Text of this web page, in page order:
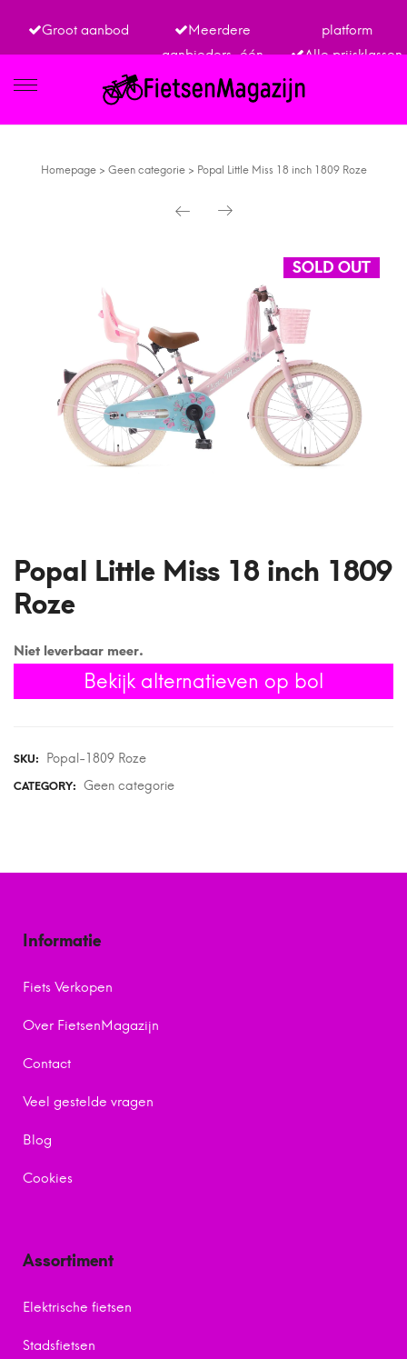
Groot aanbod
Meerdere
aanbieders, één
platform
Alle prijsklassen
Homepage > Geen categorie > Popal Little Miss 18 inch 1809 Roze
SOLD OUT
Popal Little Miss 18 inch 1809
Roze
Niet leverbaar meer.
Bekijk alternatieven op bol
SKU: Popal-1809 Roze
CATEGORY: Geen categorie
Informatie
Fiets Verkopen
Over FietsenMagazijn
Contact
Veel gestelde vragen
Blog
Cookies
Assortiment
Elektrische fietsen
Stadsfietsen